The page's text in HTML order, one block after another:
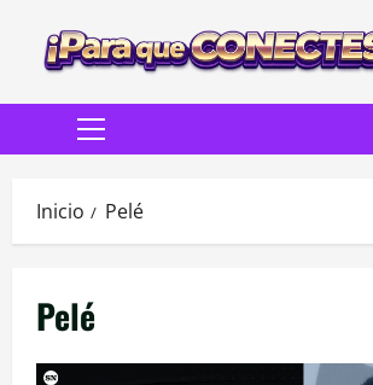
Menú
Inicio Pelé
Pelé